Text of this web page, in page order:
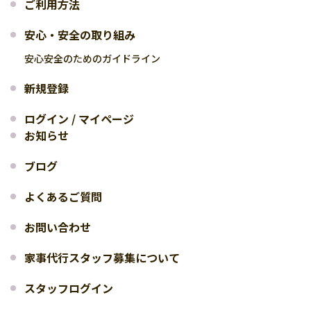
ご利用方法
安心・安全の取り組み
安心安全のためのガイドライン
新規登録
ログイン / マイページ
お知らせ
ブログ
よくあるご質問
お問い合わせ
家事代行スタッフ募集について
スタッフログイン